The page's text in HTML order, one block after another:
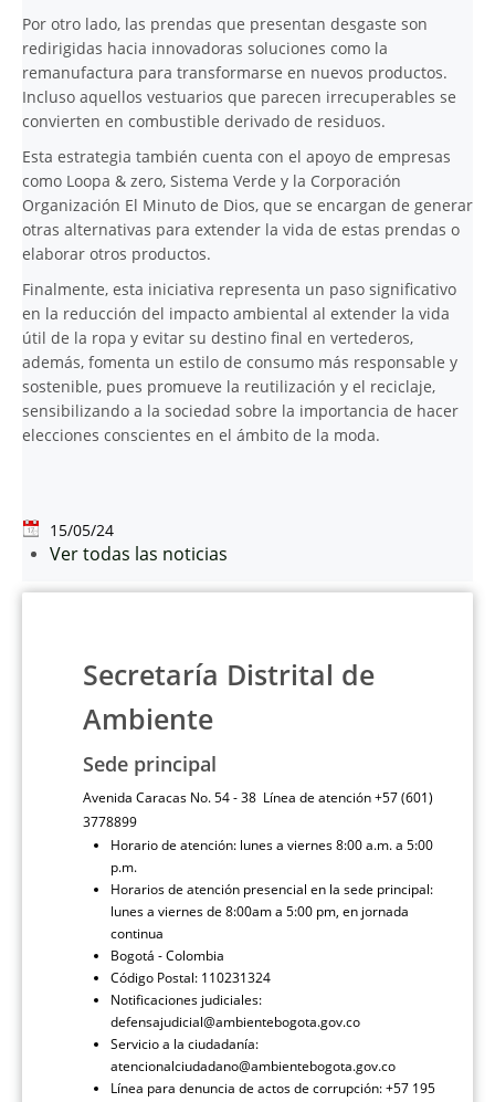
Por otro lado, las prendas que presentan desgaste son
redirigidas hacia innovadoras soluciones como la
remanufactura para transformarse en nuevos productos.
Incluso aquellos vestuarios que parecen irrecuperables se
convierten en combustible derivado de residuos.
Esta estrategia también cuenta con el apoyo de empresas
como Loopa & zero, Sistema Verde y la Corporación
Organización El Minuto de Dios, que se encargan de generar
otras alternativas para extender la vida de estas prendas o
elaborar otros productos.
Finalmente, esta iniciativa representa un paso significativo
en la reducción del impacto ambiental al extender la vida
útil de la ropa y evitar su destino final en vertederos,
además, fomenta un estilo de consumo más responsable y
sostenible, pues promueve la reutilización y el reciclaje,
sensibilizando a la sociedad sobre la importancia de hacer
elecciones conscientes en el ámbito de la moda.
15/05/24
Ver todas las noticias
Secretaría Distrital de
Ambiente
Sede principal
Avenida Caracas No. 54 - 38 Línea de atención +57 (601)
3778899
Horario de atención: lunes a viernes 8:00 a.m. a 5:00
p.m.
Horarios de atención presencial en la sede principal:
lunes a viernes de 8:00am a 5:00 pm, en jornada
continua
Bogotá - Colombia
Código Postal: 110231324
Notificaciones judiciales:
defensajudicial@ambientebogota.gov.co
Servicio a la ciudadanía:
atencionalciudadano@ambientebogota.gov.co
Línea para denuncia de actos de corrupción: +57 195